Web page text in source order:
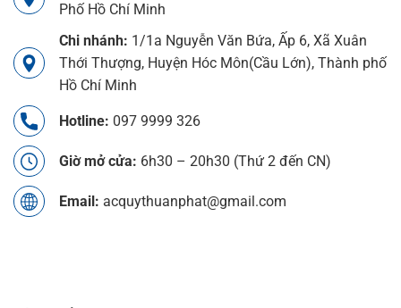
Phố Hồ Chí Minh
Chi nhánh: 1/1a Nguyễn Văn Bứa, Ấp 6, Xã Xuân
Thới Thượng, Huyện Hóc Môn(Cầu Lớn), Thành phố
Hồ Chí Minh
Hotline: 097 9999 326
Giờ mở cửa: 6h30 – 20h30 (Thứ 2 đến CN)
Email: acquythuanphat@gmail.com